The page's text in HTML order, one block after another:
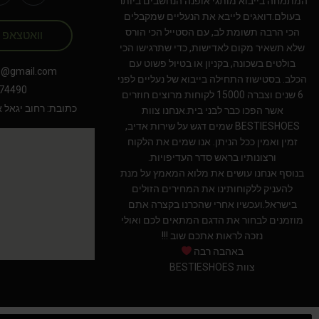
בעולם.דואגים לייבא את הנעליים שמקבלים
הכי הרבה תשומת לב, עם הסטייל הכי הורס
שלא תשאיר מקום לאדישות, כדי שתרגישו הכי
בולטים בשכונה, בקניון או בטיול פשוט עם
הכלב. בסטישוז התחילה בייבוא של נעליים לפני
6 שנים וצברה 15000 לקוחות מרוצים חוזרים
אשר הפכו כבר לבני בית.אנחנו צוות
BESTIESHOES שמים דגש על שירות אדיב,
זמין ואמין ככל הניתן. אנו שמים את הלקוח
ורצונותיו בראש סדר העדיפויות.
בנוסף אנחנו עושים את מלוא המאמץ על מנת
להעניק ללקוחותינו את המחירים הזולים
בישראל.ועכשיו אחרי שהכרנו בקצרה אתם
מוזמנים לבחור את הדגם המתאים לכם ואולי
נזכה לראות אתכם שוב !!!
באהבה רבה
צוות BESTIESHOES
כתובת: רחוב יגאל אלון 94 תל